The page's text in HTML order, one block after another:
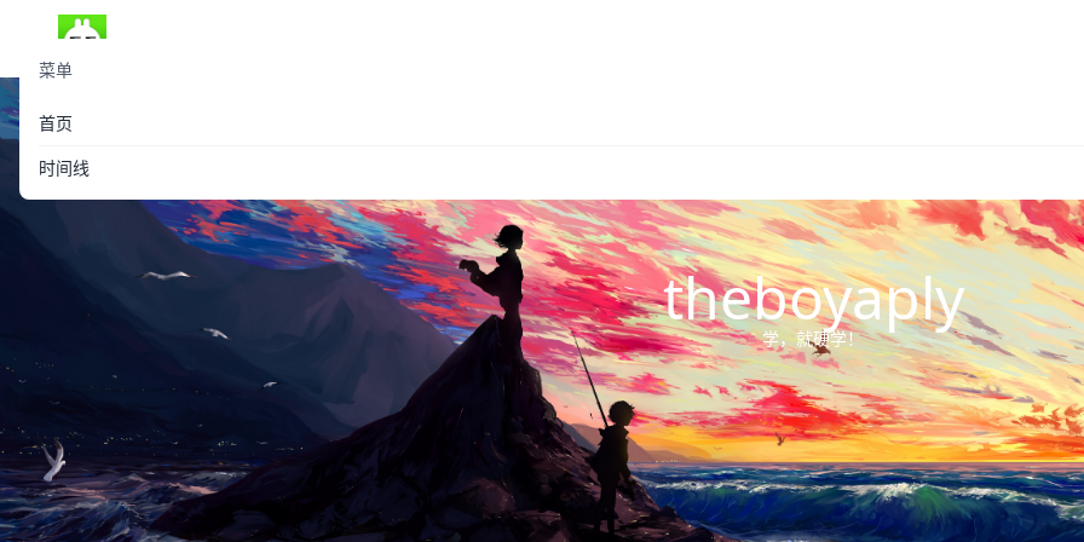
菜单
首页
时间线
theboyaply
学，就硬学！